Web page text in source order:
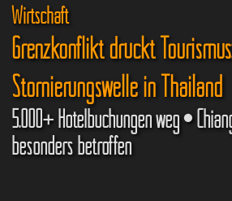
Wirtschaft
Grenzkonflikt drückt Tourismus:
Stornierungswelle in Thailand
5.000+ Hotelbuchungen weg •
besonders betroffen